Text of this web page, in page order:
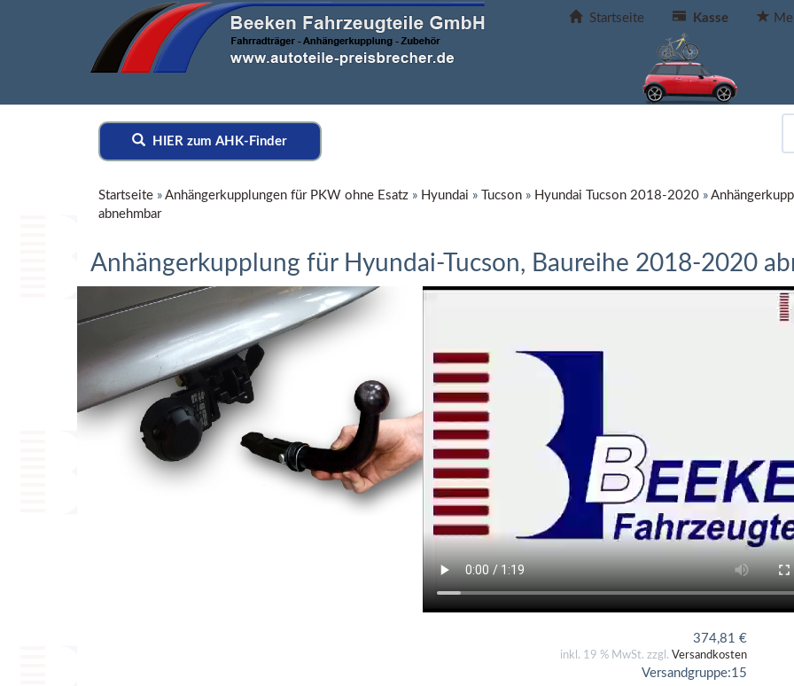
Startseite Kasse
HIER zum AHK-Finder
Startseite » Anhängerkupplungen für PKW ohne Esatz » Hyundai » Tucson » Hyundai Tucson 2018-2020 »
abnehmbar
Anhängerkupplung für Hyundai-Tucson, Baureihe 2018-2020
374,81 €
inkl. 19 % MwSt. zzgl. Versandkosten
Versandgruppe:15